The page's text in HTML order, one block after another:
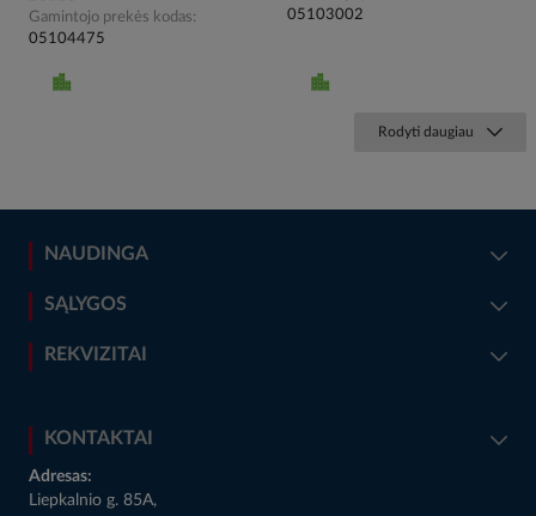
Gamintojo prekės kodas
05104475
05103002
Rodyti daugiau
NAUDINGA
SĄLYGOS
REKVIZITAI
KONTAKTAI
Adresas:
Liepkalnio g. 85A,